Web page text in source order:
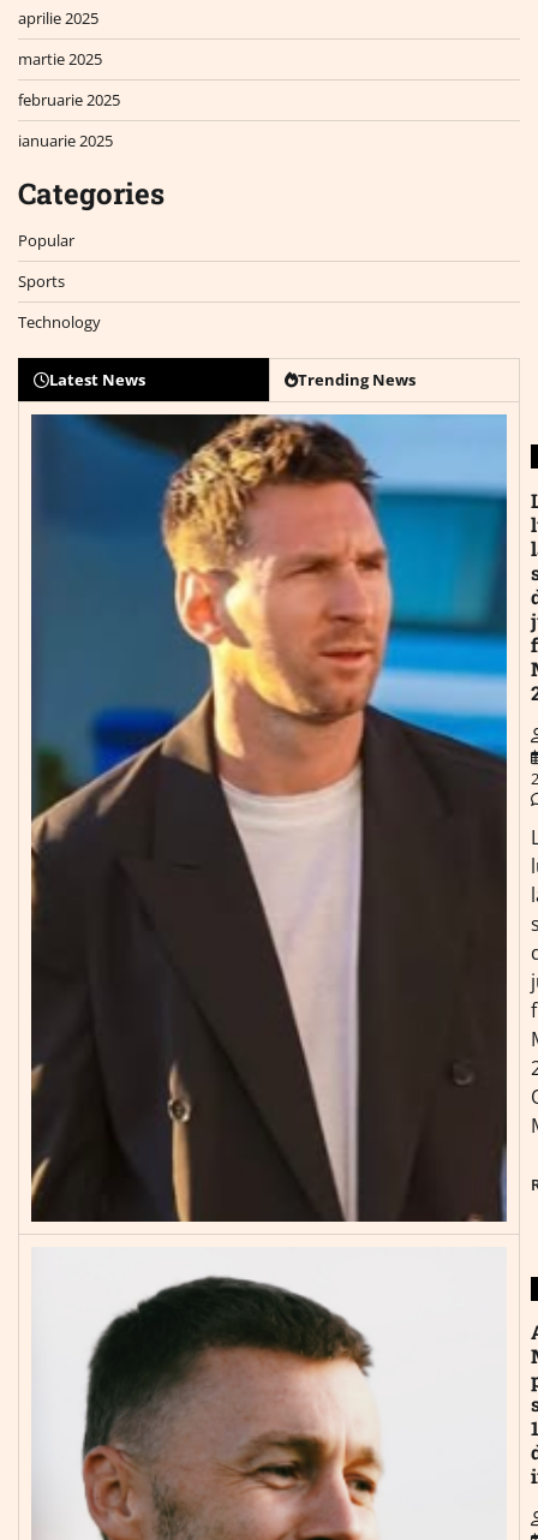
aprilie 2025
martie 2025
februarie 2025
ianuarie 2025
Categories
Popular
Sports
Technology
Latest News Trending News